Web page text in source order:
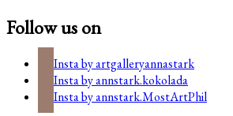
Follow us on
Insta by artgalleryannastark
Insta by annstark.kokolada
Insta by annstark.MostArtPhil